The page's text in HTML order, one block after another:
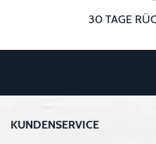
30 TAGE
KUNDENSERVICE